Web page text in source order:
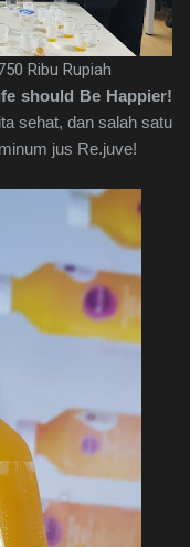
Ribu Rupiah
should Be Happier!
sehat, dan salah satu
jus Re.juve!